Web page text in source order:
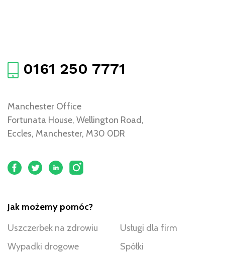
0161 250 7771
Manchester Office
Fortunata House, Wellington Road,
Eccles, Manchester, M30 0DR
Jak możemy pomóc?
Uszczerbek na zdrowiu
Wypadki drogowe
Usługi dla firm
Spółki